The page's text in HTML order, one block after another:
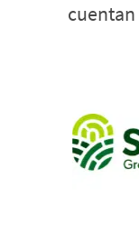
cuentan